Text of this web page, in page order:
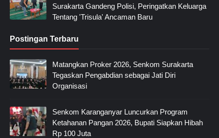
Surakarta Gandeng Polisi, Peringatkan Keluarga
Tentang 'Trisula' Ancaman Baru
Postingan Terbaru
Matangkan Proker 2026, Senkom Surakarta
Tegaskan Pengabdian sebagai Jati Diri
Organisasi
Senkom Karanganyar Luncurkan Program
Ketahanan Pangan 2026, Bupati Siapkan Hibah
Rp 100 Juta